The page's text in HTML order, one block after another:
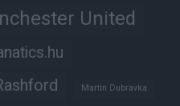
United
Martin Dubravka